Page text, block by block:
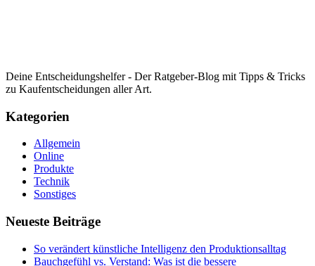
Deine Entscheidungshelfer - Der Ratgeber-Blog mit Tipps & Tricks
zu Kaufentscheidungen aller Art.
Kategorien
Allgemein
Online
Produkte
Technik
Sonstiges
Neueste Beiträge
So verändert künstliche Intelligenz den Produktionsalltag
Bauchgefühl vs. Verstand: Was ist die bessere